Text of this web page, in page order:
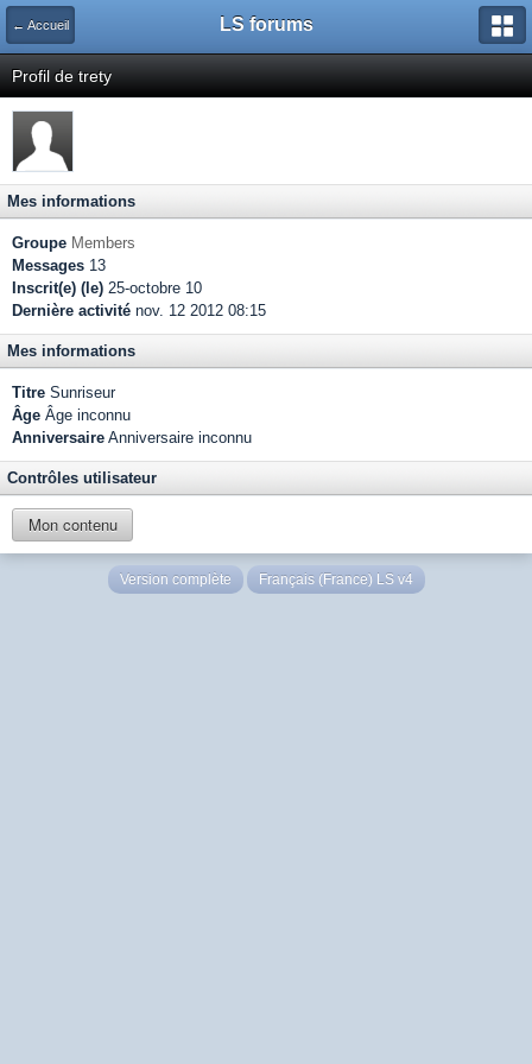
← Accueil LS forums
Profil de trety
Mes informations
Groupe Members
Messages 13
Inscrit(e) (le) 25-octobre 10
Dernière activité nov. 12 2012 08:15
Mes informations
Titre Sunriseur
Âge Âge inconnu
Anniversaire Anniversaire inconnu
Contrôles utilisateur
Mon contenu
Version complète Français (France) LS v4